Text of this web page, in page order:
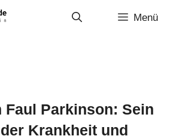
Menü
Faul Parkinson: Sein
Krankheit und